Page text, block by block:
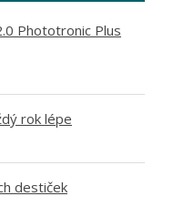
Phototronic Plus
rok lépe
destiček